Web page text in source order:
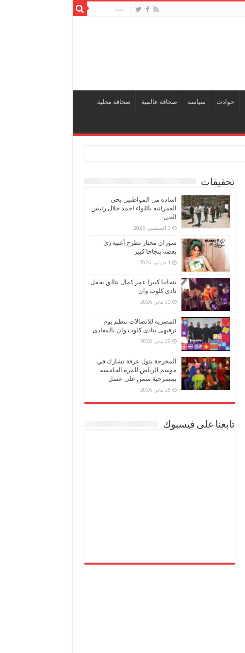
حوادث سياسة صحافة عالمية صحافة محلية
تحقيقات
اشاده من المواطنين بحى
العمرانيه باللواء احمد جلال رئيس
الحى
3 أغسطس، 2026
سوزان مختار تطرح أغنيه زى
بعضه بنجاحا كبير
1 فبراير، 2026
بنجاحا كبيرا عمر كمال يتالق بحفل
نادى كلوب وان
30 يناير، 2026
المصريه للاتصالات تنظم يوم
ترفيهى بنادى كلوب وان بالمعادى
29 يناير، 2026
المخرجة بتول عرفة تشارك في
موسم الرياض للمرة الخامسة
بمسرحية سمن على عسل
28 يناير، 2026
تابعنا على فيسبوك